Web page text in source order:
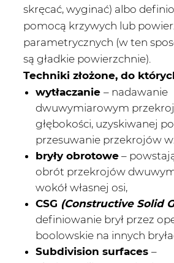
skręcać, wyginać) albo
pomocą krzywych lub
parametrycznych (w ten
są gładkie powierzchnie).
Techniki złożone, do
wytłaczanie – nadawanie
dwuwymiarowym
głębokości, uzyskiwanej
przesuwanie przekrojów
bryły obrotowe –
obrót przekrojów
wokół własnej osi,
CSG (Constructive Solid
definiowanie brył przez
boolowskie na innych
Subdivision surfaces –